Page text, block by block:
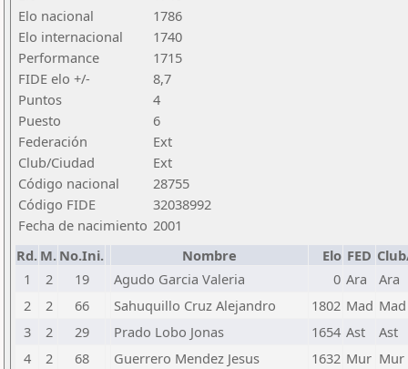
Elo nacional
1786
Elo internacional
1740
Performance
1715
FIDE elo +/-
8,7
Puntos
4
Puesto
6
Federación
Ext
Club/Ciudad
Ext
Código nacional
28755
Código FIDE
32038992
Fecha de nacimiento 2001
Rd. M. No.Ini. Nombre Elo FED
1
2 19 Agudo Garcia Valeria 0 Ara
Ara
2
2 66 Sahuquillo Cruz Alejandro 1802 Mad Mad
3
2 29 Prado Lobo Jonas 1654 Ast
Ast
4
2 68 Guerrero Mendez Jesus 1632 Mur Mur